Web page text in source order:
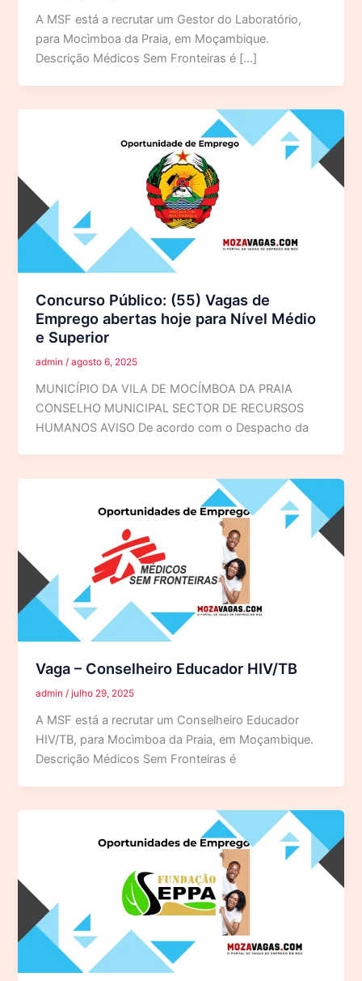
A MSF está a recrutar um Gestor do Laboratório,
para Mocìmboa da Praia, em Moçambique.
Descrição Médicos Sem Fronteiras é […]
Concurso Público: (55) Vagas de
Emprego abertas hoje para Nível Médio
e Superior
admin /agosto 6, 2025
MUNICÍPIO DA VILA DE MOCÍMBOA DA PRAIA
CONSELHO MUNICIPAL SECTOR DE RECURSOS
HUMANOS AVISO De acordo com o Despacho da
Vaga – Conselheiro Educador HIV/TB
admin/julho 29, 2025
A MSF está a recrutar um Conselheiro Educador
HIV/TB, para Mocìmboa da Praia, em Moçambique.
Descrição Médicos Sem Fronteiras é